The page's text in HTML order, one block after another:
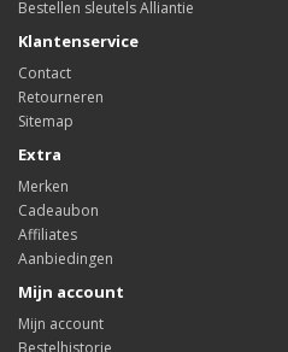
Bestellen sleutels Alliantie
Klantenservice
Contact
Retourneren
Sitemap
Extra
Merken
Cadeaubon
Affiliates
Aanbiedingen
Mijn account
Mijn account
Bestelhistorie